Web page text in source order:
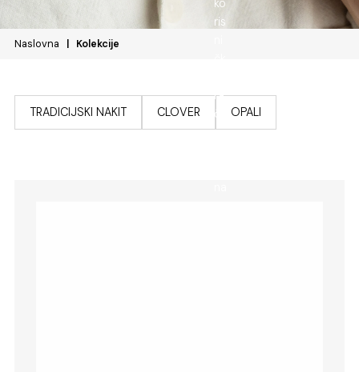
Naslovna Kolekcije
TRADICIJSKI NAKIT CLOVER OPALI